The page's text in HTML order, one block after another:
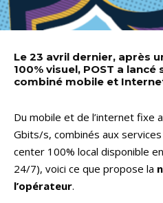
Le 23 avril dernier, après
100% visuel, POST a
combiné mobile et
Du mobile et de l’internet fixe
Gbits/s, combinés aux services
center 100% local disponible
24/7), voici ce que propose la
l’opérateur.